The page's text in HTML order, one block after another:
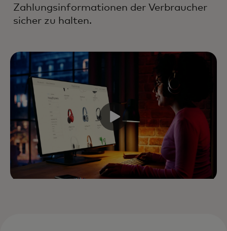
Zahlungsinformationen der Verbraucher
sicher zu halten.